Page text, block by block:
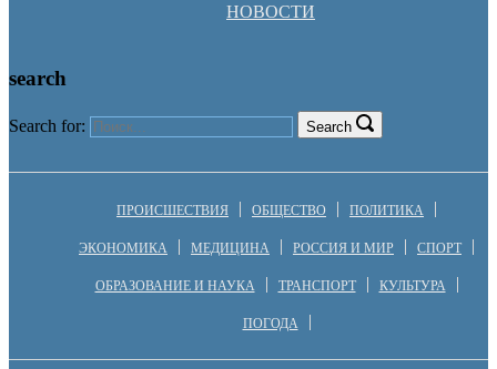
НОВОСТИ
search
Search for: Search
ПРОИСШЕСТВИЯ ОБЩЕСТВО ПОЛИТИКА
ЭКОНОМИКА МЕДИЦИНА РОССИЯ И МИР СПОРТ
ОБРАЗОВАНИЕ И НАУКА ТРАНСПОРТ КУЛЬТУРА
ПОГОДА